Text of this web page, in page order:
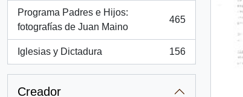
Programa Padres e Hijos:
fotografías de Juan Maino
, 465 resultados
465
Iglesias y Dictadura
, 156 resultados
156
Creador